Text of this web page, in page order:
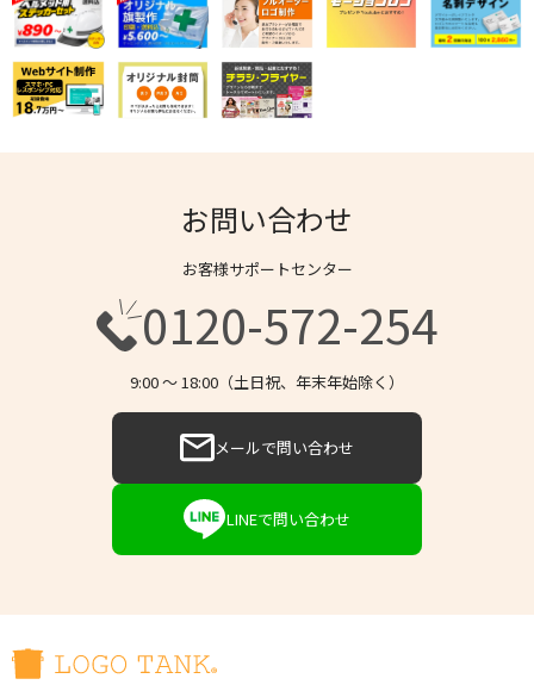
お問い合わせ
お客様サポートセンター
0120-572-254
9:00 〜 18:00（土日祝、年末年始除く）
メールで問い合わせ
LINEで問い合わせ